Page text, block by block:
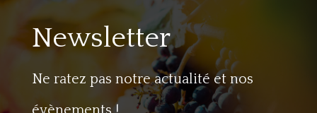
Newsletter
Ne ratez pas notre actualité et nos